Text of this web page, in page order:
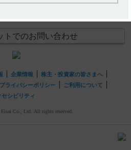
ださい。
限はありますか
響について教えてください。
土日・祝日9時〜17時)
トでのお問い合わせ
企業情報
株主・投資家の皆さまへ
プライバシーポリシー
ご利用について
セシビリティ
Co., Ltd. All rights reserved.